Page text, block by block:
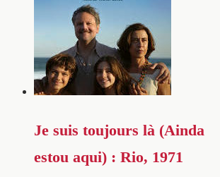
Je suis toujours là (Ainda
estou aqui) : Rio, 1971